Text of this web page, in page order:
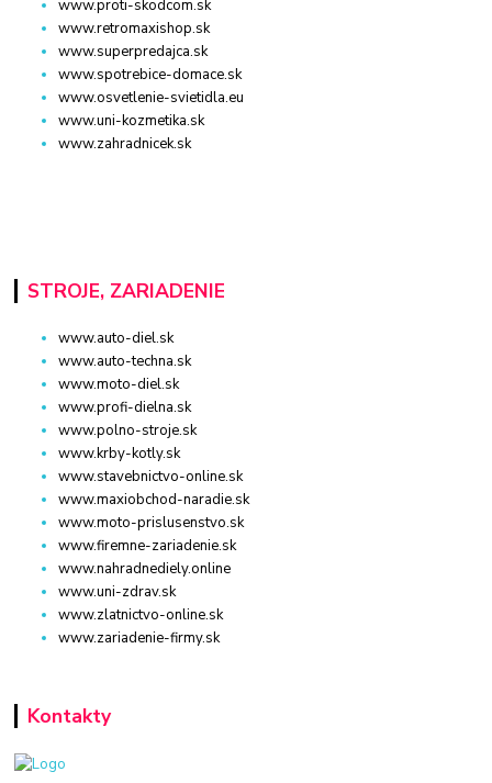
www.proti-skodcom.sk
www.retromaxishop.sk
www.superpredajca.sk
www.spotrebice-domace.sk
www.osvetlenie-svietidla.eu
www.uni-kozmetika.sk
www.zahradnicek.sk
STROJE, ZARIADENIE
www.auto-diel.sk
www.auto-techna.sk
www.moto-diel.sk
www.profi-dielna.sk
www.polno-stroje.sk
www.krby-kotly.sk
www.stavebnictvo-online.sk
www.maxiobchod-naradie.sk
www.moto-prislusenstvo.sk
www.firemne-zariadenie.sk
www.nahradnediely.online
www.uni-zdrav.sk
www.zlatnictvo-online.sk
www.zariadenie-firmy.sk
Kontakty